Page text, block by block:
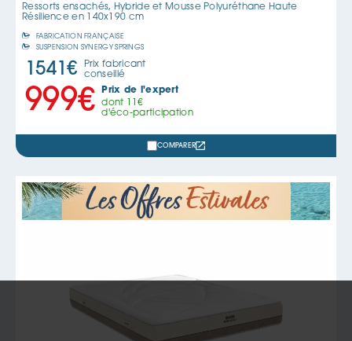
Ressorts ensachés, Hybride et Mousse Polyuréthane Haute
Résilience en
140x190 cm
FABRICATION FRANÇAISE
SUSPENSION SYNERGY SPRINGS
1541€
Prix fabricant
conseillé
999€
Prix de l'expert
dont 11€
d'éco-participation
COMPARER